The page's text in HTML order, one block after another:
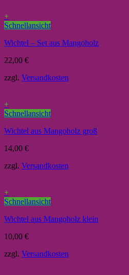
+
Schnellansicht
Wichtel – Set aus Mangoholz
22,00 €
zzgl. Versandkosten
+
Schnellansicht
Wichtel aus Mangoholz groß
14,00 €
zzgl. Versandkosten
+
Schnellansicht
Wichtel aus Mangoholz klein
10,00 €
zzgl. Versandkosten